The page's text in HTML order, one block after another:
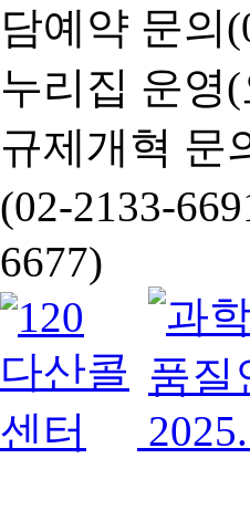
담예약 문의
누리집 운영
규제개혁 문
(02-2133-
6677)